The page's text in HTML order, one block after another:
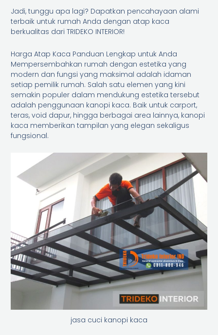
Jadi, tunggu apa lagi? Dapatkan pencahayaan alami
terbaik untuk rumah Anda dengan atap kaca
berkualitas dari TRIDEKO INTERIOR!
Harga Atap Kaca Panduan Lengkap untuk Anda
Mempersembahkan rumah dengan estetika yang
modern dan fungsi yang maksimal adalah idaman
setiap pemilik rumah. Salah satu elemen yang kini
semakin populer dalam mendukung estetika tersebut
adalah penggunaan kanopi kaca. Baik untuk carport,
teras, void dapur, hingga berbagai area lainnya, kanopi
kaca memberikan tampilan yang elegan sekaligus
fungsional.
jasa cuci kanopi kaca